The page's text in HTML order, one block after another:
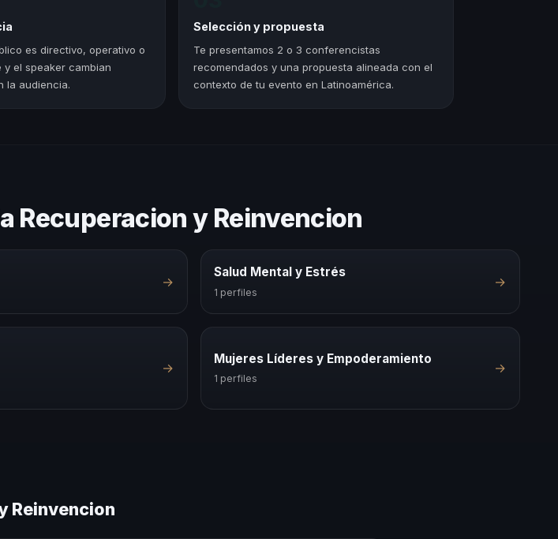
es directivo, operativo o
y el speaker cambian
la audiencia.
Selección y propuesta
Te presentamos 2 o 3 conferencistas
recomendados y una propuesta alineada con el
contexto de tu evento en Latinoamérica.
Recuperacion y Reinvencion
→
Salud Mental y Estrés
1 perfiles
→
→
Mujeres Líderes y Empoderamiento
1 perfiles
→
Reinvencion